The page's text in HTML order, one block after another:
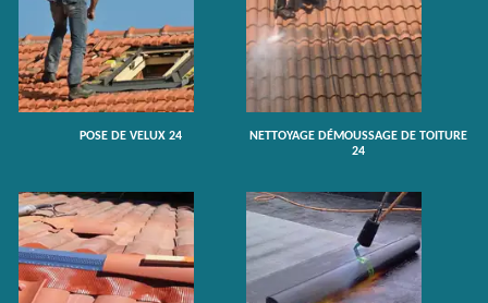
POSE DE VELUX 24
NETTOYAGE DÉMOUSSAGE DE TOITURE
24